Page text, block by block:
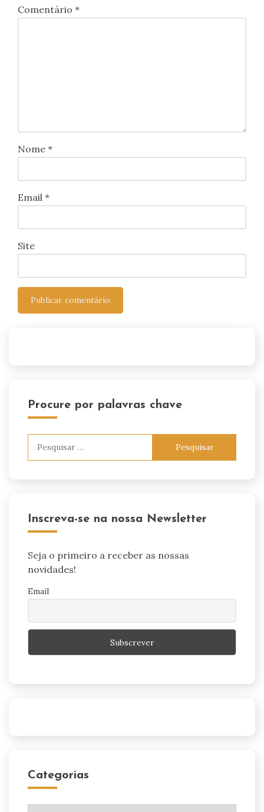
Comentário *
Nome *
Email *
Site
Procure por palavras chave
Inscreva-se na nossa Newsletter
Seja o primeiro a receber as nossas
novidades!
Email
Categorias